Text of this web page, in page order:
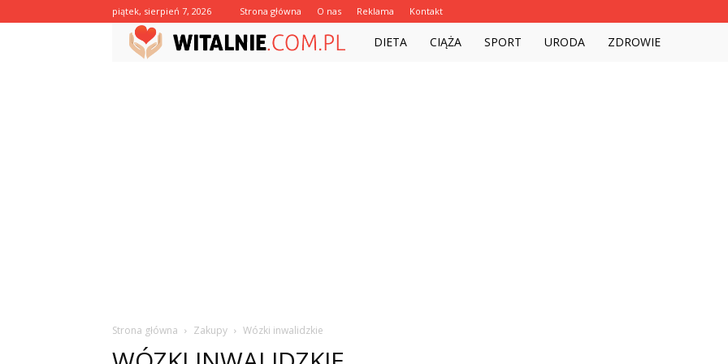
piątek, sierpień 7, 2026 Strona główna O nas Reklama Kontakt
Witalnie.com.pl
DIETA CIĄŻA SPORT URODA ZDROWIE
Strona główna Zakupy Wózki inwalidzkie